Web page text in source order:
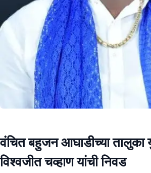
वंचित बहुजन आघाडीच्या तालुका
विश्वजीत चव्हाण यांची निवड